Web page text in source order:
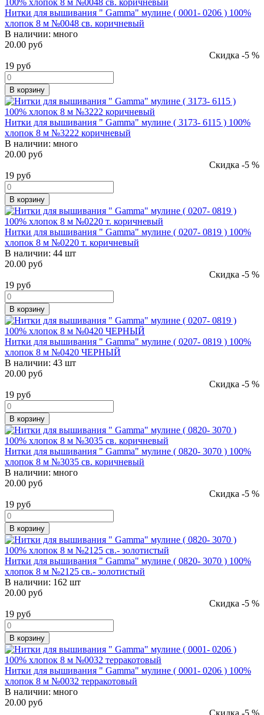
Нитки для вышивания " Gamma" мулине ( 0001- 0206 ) 100%
хлопок 8 м №0048 св. коричневый
В наличии: много
20.00 руб
Скидка -5 %
19 руб
В корзину
Нитки для вышивания " Gamma" мулине ( 3173- 6115 ) 100%
хлопок 8 м №3222 коричневый
В наличии: много
20.00 руб
Скидка -5 %
19 руб
В корзину
Нитки для вышивания " Gamma" мулине ( 0207- 0819 ) 100%
хлопок 8 м №0220 т. коричневый
В наличии: 44 шт
20.00 руб
Скидка -5 %
19 руб
В корзину
Нитки для вышивания " Gamma" мулине ( 0207- 0819 ) 100%
хлопок 8 м №0420 ЧЕРНЫЙ
В наличии: 43 шт
20.00 руб
Скидка -5 %
19 руб
В корзину
Нитки для вышивания " Gamma" мулине ( 0820- 3070 ) 100%
хлопок 8 м №3035 св. коричневый
В наличии: много
20.00 руб
Скидка -5 %
19 руб
В корзину
Нитки для вышивания " Gamma" мулине ( 0820- 3070 ) 100%
хлопок 8 м №2125 св.- золотистый
В наличии: 162 шт
20.00 руб
Скидка -5 %
19 руб
В корзину
Нитки для вышивания " Gamma" мулине ( 0001- 0206 ) 100%
хлопок 8 м №0032 терракотовый
В наличии: много
20.00 руб
Скидка -5 %